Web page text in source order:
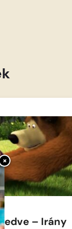
×
– Irány